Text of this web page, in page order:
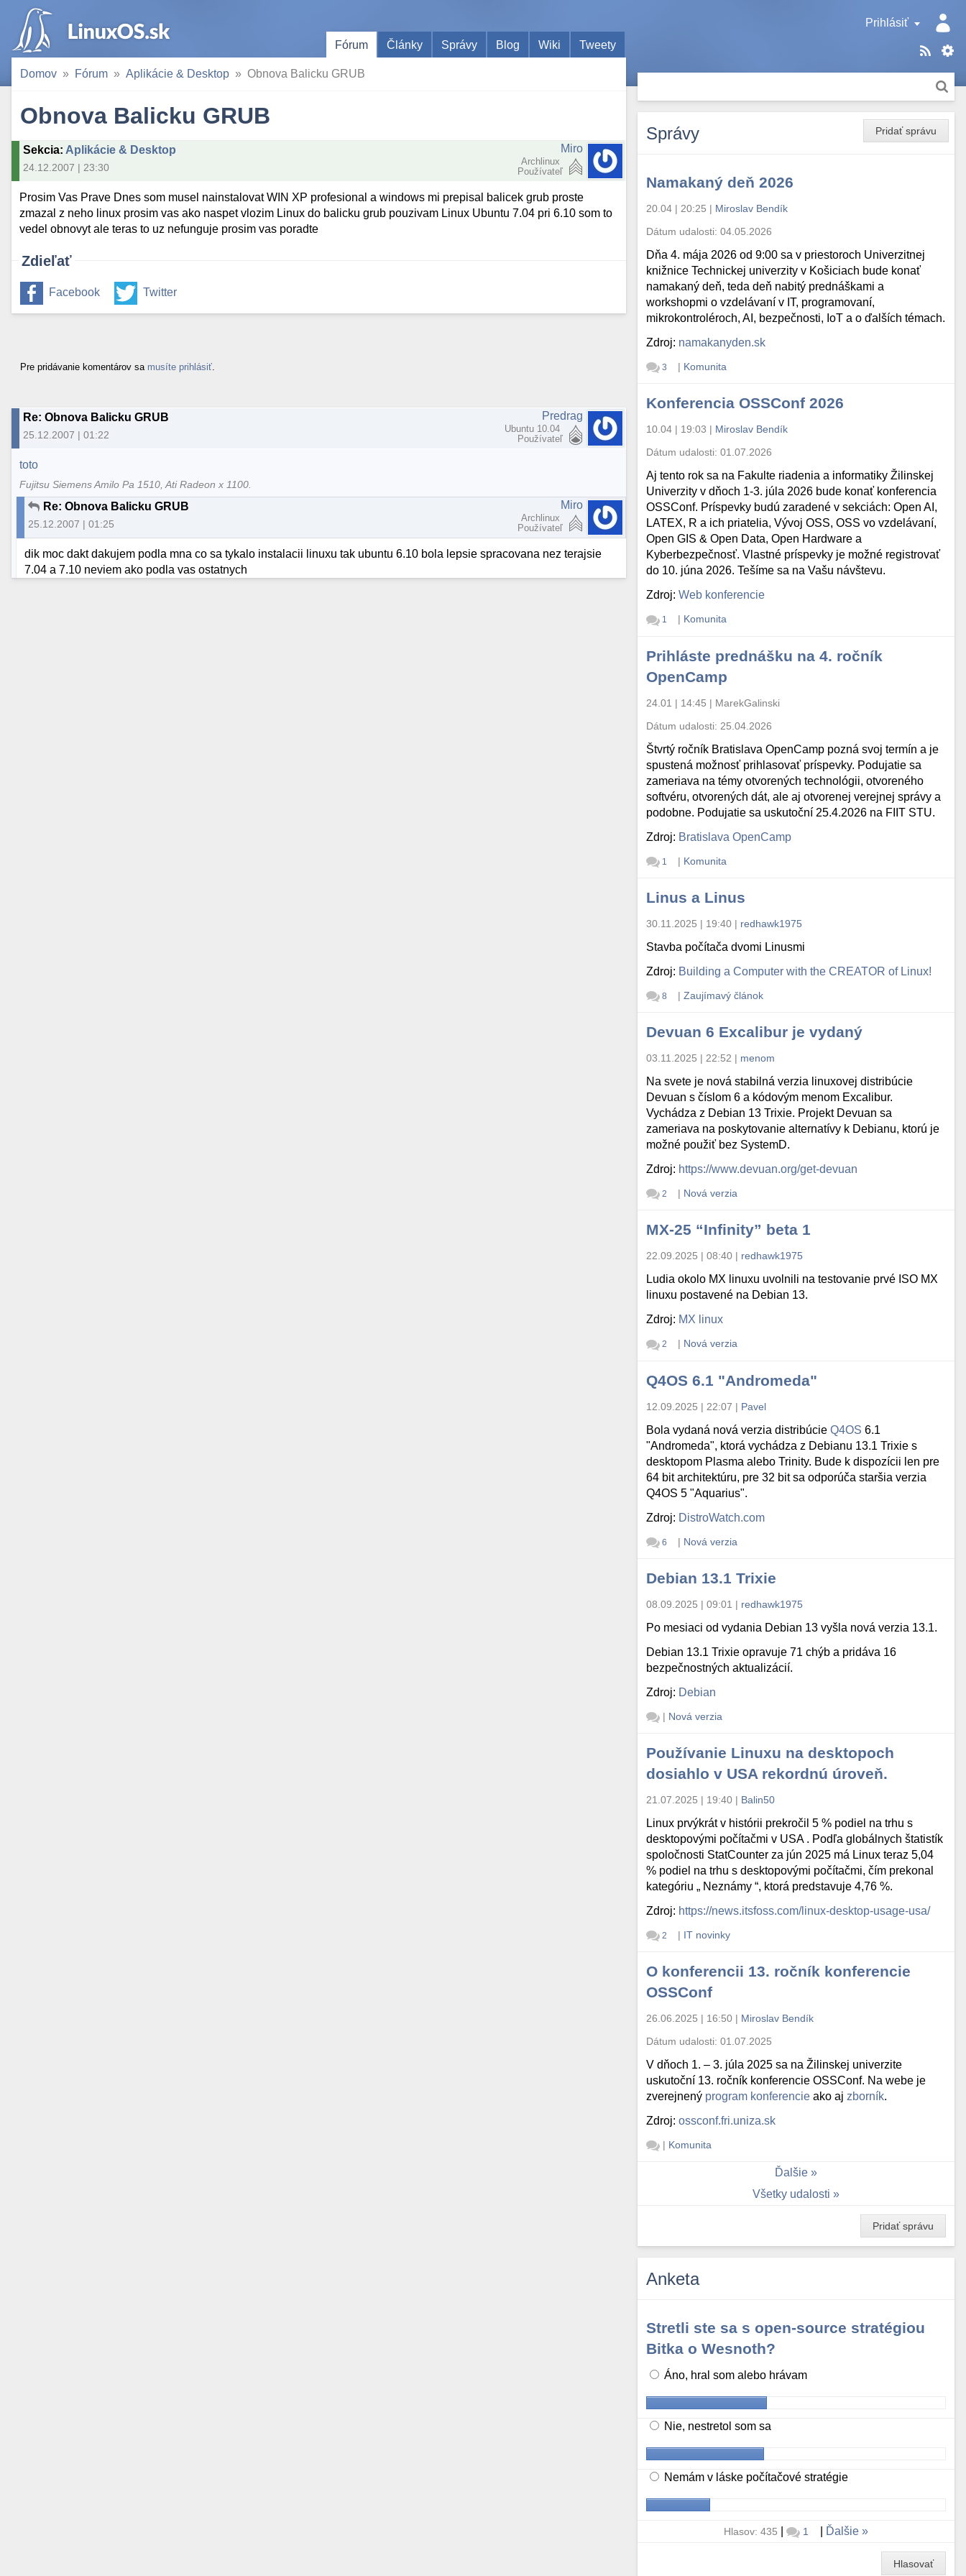
Prihlásiť
Fórum
Články Správy Blog Wiki Tweety
Domov Fórum Aplikácie & Desktop Obnova Balicku GRUB
Obnova Balicku GRUB
Sekcia: Aplikácie & Desktop
24.12.2007 | 23:30
Miro
Archlinux
Používateľ
Prosim Vas Prave Dnes som musel nainstalovat WIN XP profesional a windows mi prepisal balicek grub proste
zmazal z neho linux prosim vas ako naspet vlozim Linux do balicku grub pouzivam Linux Ubuntu 7.04 pri 6.10 som to
vedel obnovyt ale teras to uz nefunguje prosim vas poradte
Zdieľať
Facebook Twitter
Pre pridávanie komentárov sa musíte prihlásiť
Re: Obnova Balicku GRUB
25.12.2007 | 01:22
Predrag
Ubuntu 10.04
Používateľ
toto
Fujitsu Siemens Amilo Pa 1510, Ati Radeon x 1100.
Re: Obnova Balicku GRUB
25.12.2007 | 01:25
Miro
Archlinux
Používateľ
dik moc dakt dakujem podla mna co sa tykalo instalacii linuxu tak ubuntu 6.10 bola lepsie spracovana nez terajsie
7.04 a 7.10 neviem ako podla vas ostatnych
Pridať správu
Správy
Namakaný deň 2026
20.04 | 20:25 | Miroslav Bendík
Dátum udalosti:04.05.2026
Dňa 4. mája 2026 od 9:00 sa v priestoroch Univerzitnej
knižnice Technickej univerzity v Košiciach bude konať
namakaný deň, teda deň nabitý prednáškami a
workshopmi o vzdelávaní v IT, programovaní,
mikrokontroléroch, AI, bezpečnosti, IoT a o ďalších témach.
Zdroj: namakanyden.sk
3 | Komunita
Konferencia OSSConf 2026
10.04 | 19:03 | Miroslav Bendík
Dátum udalosti:01.07.2026
Aj tento rok sa na Fakulte riadenia a informatiky Žilinskej
Univerzity v dňoch 1-3. júla 2026 bude konať konferencia
OSSConf. Príspevky budú zaradené v sekciách: Open AI,
LATEX, R a ich priatelia, Vývoj OSS, OSS vo vzdelávaní,
Open GIS & Open Data, Open Hardware a
Kyberbezpečnosť. Vlastné príspevky je možné registrovať
do 10. júna 2026. Tešíme sa na Vašu návštevu.
Zdroj:Web konferencie
1 | Komunita
Prihláste prednášku na 4. ročník
OpenCamp
24.01 | 14:45 | MarekGalinski
Dátum udalosti: 25.04.2026
Štvrtý ročník Bratislava OpenCamp pozná svoj termín a je
spustená možnosť prihlasovať príspevky. Podujatie sa
zameriava na témy otvorených technológii, otvoreného
softvéru, otvorených dát, ale aj otvorenej verejnej správy a
podobne. Podujatie sa uskutoční 25.4.2026 na FIIT STU.
Zdroj: Bratislava OpenCamp
1 | Komunita
Linus a Linus
30.11.2025 | 19:40 | redhawk1975
Stavba počítača dvomi Linusmi
Zdroj: Building a Computer with the CREATOR of Linux!
8 | Zaujímavý článok
Devuan 6 Excalibur je vydaný
03.11.2025 | 22:52 | menom
Na svete je nová stabilná verzia linuxovej distribúcie
Devuan s číslom 6 a kódovým menom Excalibur.
Vychádza z Debian 13 Trixie. Projekt Devuan sa
zameriava na poskytovanie alternatívy k Debianu, ktorú je
možné použiť bez SystemD.
Zdroj: https://www.devuan.org/get-devuan
2 | Nová verzia
MX-25 “Infinity” beta 1
22.09.2025 | 08:40 | redhawk1975
Ludia okolo MX linuxu uvolnili na testovanie prvé ISO MX
linuxu postavené na Debian 13.
Zdroj: MX linux
2 | Nová verzia
Q4OS 6.1 "Andromeda"
12.09.2025 | 22:07 | Pavel
Bola vydaná nová verzia distribúcieQ4OS 6.1
"Andromeda", ktorá vychádza z Debianu 13.1 Trixie s
desktopom Plasma alebo Trinity. Bude k dispozícii len pre
64 bit architektúru, pre 32 bit sa odporúča staršia verzia
Q4OS 5 "Aquarius".
Zdroj: DistroWatch.com
6 | Nová verzia
Debian 13.1 Trixie
08.09.2025 | 09:01 | redhawk1975
Po mesiaci od vydania Debian 13 vyšla nová verzia 13.1.
Debian 13.1 Trixie opravuje 71 chýb a pridáva 16
bezpečnostných aktualizácií.
Zdroj: Debian
| Nová verzia
Používanie Linuxu na desktopoch
dosiahlo v USA rekordnú úroveň.
21.07.2025 | 19:40 | Balin50
Linux prvýkrát v histórii prekročil 5 % podiel na trhu s
desktopovými počítačmi v USA . Podľa globálnych štatistík
spoločnosti StatCounter za jún 2025 má Linux teraz 5,04
% podiel na trhu s desktopovými počítačmi, čím prekonal
kategóriu „ Neznámy “, ktorá predstavuje 4,76 %.
Zdroj: https://news.itsfoss.com/linux-desktop-usage-usa/
2 | IT novinky
O konferencii 13. ročník konferencie
OSSConf
26.06.2025 | 16:50 | Miroslav Bendík
Dátum udalosti:01.07.2025
V dňoch 1. – 3. júla 2025 sa na Žilinskej univerzite
uskutoční 13. ročník konferencie OSSConf. Na webe je
zverejnený program konferencie ako aj zborník.
Zdroj:ossconf.fri.uniza.sk
| Komunita
Ďalšie
Všetky udalosti
Pridať správu
Anketa
Stretli ste sa s open-source stratégiou
Bitka o Wesnoth?
Áno, hral som alebo hrávam
Nie, nestretol som sa
Nemám v láske počítačové stratégie
Hlasov: 435 | 1 Ďalšie
Hlasovať